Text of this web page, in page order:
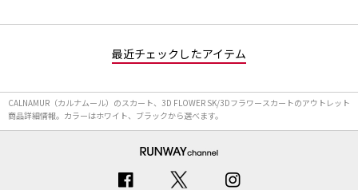
最近チェックしたアイテム
CALNAMUR（カルナムール）のスカート、3D FLOWER SK/3Dフラワースカートのアウトレット
商品詳細情報。カラーはホワイト、ブラックから選べます。